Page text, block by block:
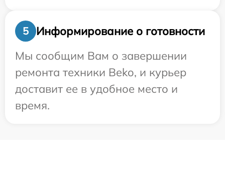
5
Информирование о готовности
Мы сообщим Вам о завершении
ремонта техники Beko, и курьер
доставит ее в удобное место и
время.